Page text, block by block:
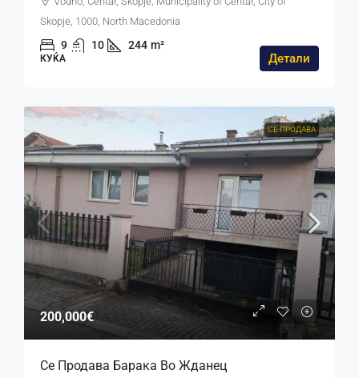
Skopje, 1000, North Macedonia
9 10 244 m²
КУЌА Детали
СЕ ПРОДАВА
200,000€
Се Продава Барака Во Жданец